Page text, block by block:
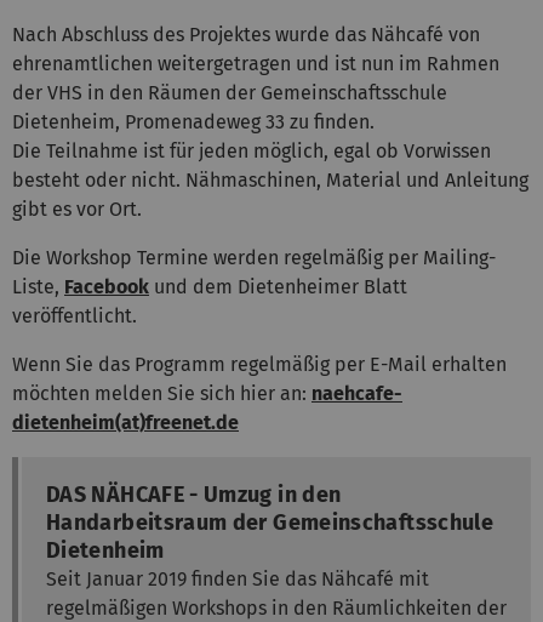
Nach Abschluss des Projektes wurde das Nähcafé von
ehrenamtlichen weitergetragen und ist nun im Rahmen
der VHS in den Räumen der Gemeinschaftsschule
Dietenheim, Promenadeweg 33 zu finden.
Die Teilnahme ist für jeden möglich, egal ob Vorwissen
besteht oder nicht. Nähmaschinen, Material und Anleitung
gibt es vor Ort.
Die Workshop Termine werden regelmäßig per Mailing-
Liste, Facebook und dem Dietenheimer Blatt
veröffentlicht.
Wenn Sie das Programm regelmäßig per E-Mail erhalten
möchten melden Sie sich hier an: naehcafe-
dietenheim(at)freenet.de
DAS NÄHCAFE - Umzug in den
Handarbeitsraum der Gemeinschaftsschule
Dietenheim
Seit Januar 2019 finden Sie das Nähcafé mit
regelmäßigen Workshops in den Räumlichkeiten der